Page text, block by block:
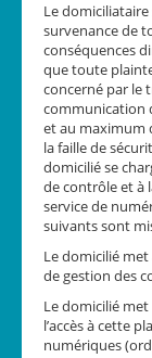
Le
survenance de
conséquences
que toute
concerné par le
communication
et au maximum
la faille de
domicilié se
de contrôle et à
service de
suivants sont
Le domicilié
de gestion des
Le domicilié
l’accès à cette
numériques